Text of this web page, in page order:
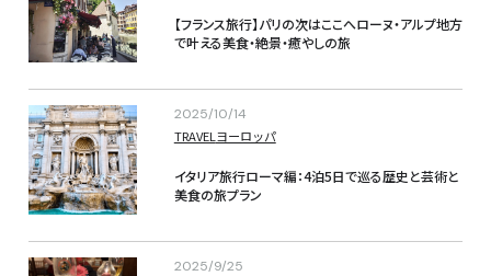
【フランス旅行】パリの次はここへローヌ・アルプ地方
で叶える美食・絶景・癒やしの旅
2025/10/14
TRAVEL ヨーロッパ
イタリア旅行ローマ編：4泊5日で巡る歴史と芸術と
美食の旅プラン
2025/9/25